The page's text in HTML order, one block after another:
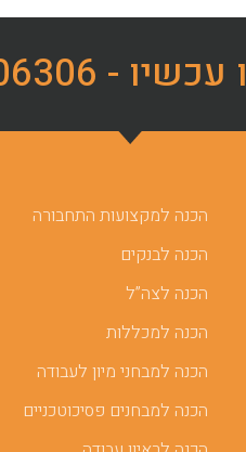
- 03-6206306
הכנה למקצועות התחבורה
הכנה לבנקים
הכנה לצה”ל
הכנה למכללות
הכנה למבחני מיון לעבודה
הכנה למבחנים פסיכוטכניים